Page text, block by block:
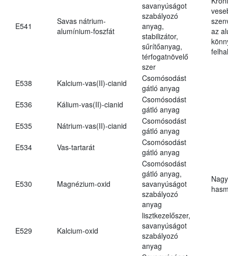
E541
Savas nátrium-
alumínium-foszfát
savanyúságot
szabályozó
anyag,
stabilizátor,
sűrítőanyag,
térfogatnövelő
szer
az
E538 Kalcium-vas(II)-cianid
Csomósodást
gátló anyag
E536
Kálium-vas(II)-cianid
Csomósodást
gátló anyag
E535
Nátrium-vas(II)-cianid
Csomósodást
gátló anyag
E534
Vas-tartarát
Csomósodást
gátló anyag
E530 Magnézium-oxid
Csomósodást
gátló anyag,
savanyúságot
szabályozó
anyag
E529 Kalcium-oxid
lisztkezelőszer,
savanyúságot
szabályozó
anyag